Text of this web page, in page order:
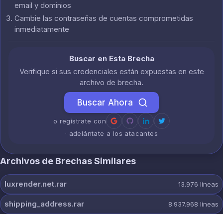
email y dominios
Cambie las contraseñas de cuentas comprometidas
inmediatamente
Buscar en Esta Brecha
Verifique si sus credenciales están expuestas en este
archivo de brecha.
Buscar Ahora
o regístrate con
· adelántate a los atacantes
Archivos de Brechas Similares
luxrender.net.rar 13.976 líneas
shipping_address.rar 8.937.968 líneas